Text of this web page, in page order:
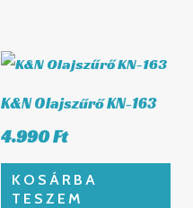
K&N Olajszűrő KN-163
4.990Ft
KOSÁRBA
TESZEM